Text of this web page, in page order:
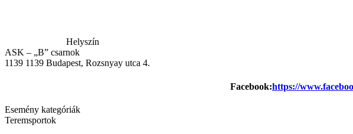
Helyszín
ASK – „B” csarnok
1139 1139 Budapest, Rozsnyay utca 4.
Facebook:https://
Esemény kategóriák
Teremsportok